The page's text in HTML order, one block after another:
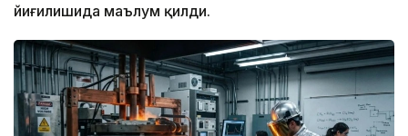
йиғилишида маълум қилди.